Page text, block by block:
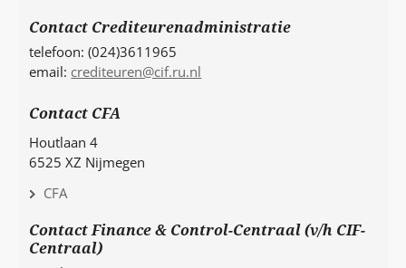
Contact Crediteurenadministratie
telefoon: (024)3611965
email: crediteuren@cif.ru.nl
Contact CFA
Houtlaan 4
6525 XZ Nijmegen
CFA
Contact Finance & Control-Centraal (v/h CIF-
Centraal)